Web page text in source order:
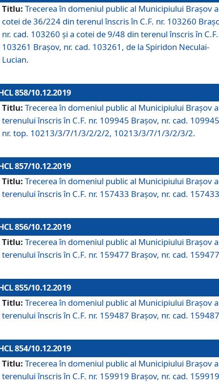
Titlu: Trecerea în domeniul public al Municipiului Braşov a
cotei de 36/224 din terenul înscris în C.F. nr. 103260
nr. cad. 103260 și a cotei de 9/48 din terenul înscris în
103261 Brașov, nr. cad. 103261, de la Spiridon Neculai-
Lucian.
858/10.12.2019
Titlu: Trecerea în domeniul public al Municipiului Braşov a
terenului înscris în C.F. nr. 109945 Brașov, nr. cad.
nr. top. 10213/3/7/1/3/2/2/2, 10213/3/7/1/3/2/3/2.
857/10.12.2019
Titlu: Trecerea în domeniul public al Municipiului Braşov a
terenului înscris în C.F. nr. 157433 Brașov, nr. cad.
856/10.12.2019
Titlu: Trecerea în domeniul public al Municipiului Braşov a
terenului înscris în C.F. nr. 159477 Brașov, nr. cad.
855/10.12.2019
Titlu: Trecerea în domeniul public al Municipiului Braşov a
terenului înscris în C.F. nr. 159487 Brașov, nr. cad.
854/10.12.2019
Titlu: Trecerea în domeniul public al Municipiului Braşov a
terenului înscris în C.F. nr. 159919 Brașov, nr. cad.